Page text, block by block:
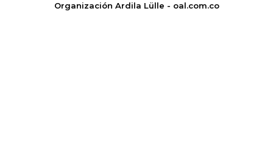
Organización Ardila Lülle - oal.com.co